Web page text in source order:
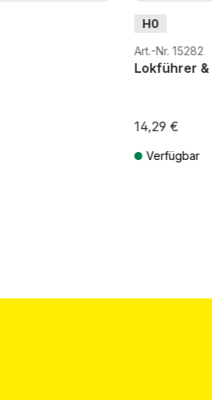
H0
Art.-Nr. 15282
14,29 €
Verfügbar